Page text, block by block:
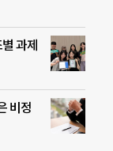
과제
비정